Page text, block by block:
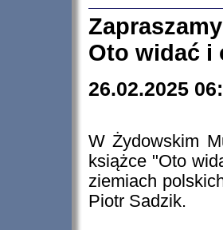
Oto widać i
26.02.2025
W Żydowskim
książce "Oto
ziemiach
Piotr Sadzik.